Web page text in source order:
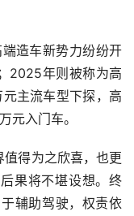
造车新势力纷纷开
2025年则被称为高
主流车型下探，高
元入门车。
得为之欣喜，也更
果将不堪设想。终
辅助驾驶，权责依